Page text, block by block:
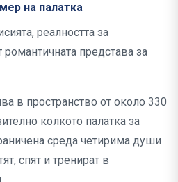
на палатка
реалността за
романтичната представа за
в пространство от около 330
колкото палатка за
среда четирима души
спят и тренират в